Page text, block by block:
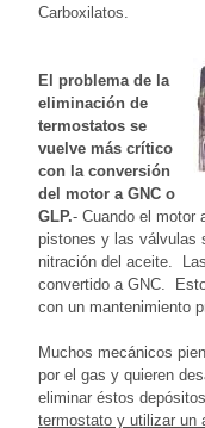
Carboxilatos.
El problema de la
eliminación de
termostatos se
vuelve más crítico
con la conversión
del motor a GNC o
GLP.- Cuando el motor
pistones y las válvulas
nitración del aceite.
convertido a GNC.
con un mantenimiento
Muchos mecánicos
por el gas y quieren
eliminar éstos
termostato y utilizar un